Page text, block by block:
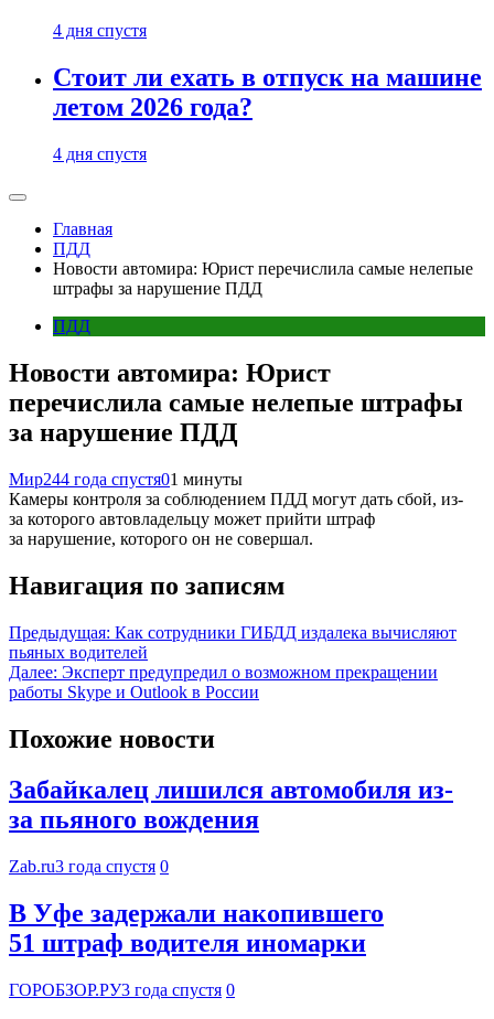
4 дня спустя
Стоит ли ехать в отпуск на машине
летом 2026 года?
4 дня спустя
Главная
ПДД
Новости автомира: Юрист перечислила самые нелепые
штрафы за нарушение ПДД
ПДД
Новости автомира: Юрист
перечислила самые нелепые штрафы
за нарушение ПДД
Мир244 года спустя01 минуты
Камеры контроля за соблюдением ПДД могут дать сбой, из-
за которого автовладельцу может прийти штраф
за нарушение, которого он не совершал.
Навигация по записям
Предыдущая: Как сотрудники ГИБДД издалека вычисляют
пьяных водителей
Далее: Эксперт предупредил о возможном прекращении
работы Skype и Outlook в России
Похожие новости
Забайкалец лишился автомобиля из-
за пьяного вождения
Zab.ru3 года спустя 0
В Уфе задержали накопившего
51 штраф водителя иномарки
ГОРОБЗОР.РУ3 года спустя 0